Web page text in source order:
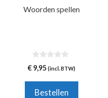
Woorden spellen
0
v
5
€9,95 (incl. BTW)
Bestellen